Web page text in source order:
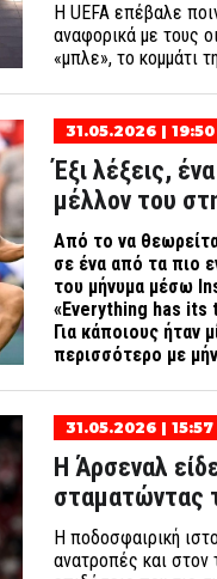
Η UEFA επέβαλε
αναφορικά με τους
«μπλε», το κομμάτι
31.05.2026 | 19:50
Έξι λέξεις,
μέλλον του
Από το να
σε ένα από τα πιο
του μήνυμα μέσω
«Everything has its
Για κάποιους ήταν
περισσότερο με
31.05.2026 | 15:57
Η Άρσεναλ
σταματώντας
Η ποδοσφαιρική
ανατροπές και στον